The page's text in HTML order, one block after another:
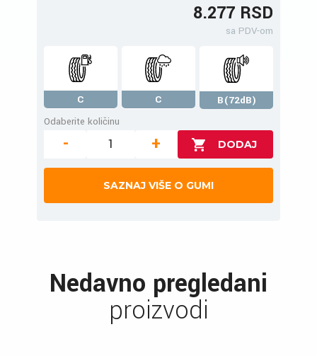
8.277 RSD
sa PDV-om
C C
B(72dB)
Odaberite količinu
- +
SAZNAJ VIŠE O GUMI
Nedavno pregledani
proizvodi